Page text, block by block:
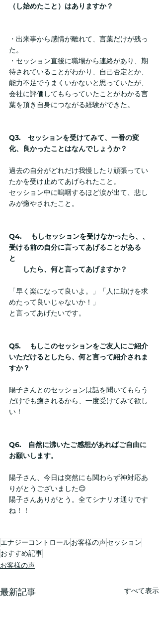
（し始めたこと）はありますか？
・出来事から感情が離れて、言葉だけが残っ
た。
・セッション直後に職場から連絡があり、期
待されていることがわかり、自己否定とか、
能力不足でうまくいかないと思っていたが、
会社に評価してもらっていたことがわかる言
葉を頂き自身につながる経験ができた。
Q3.　セッションを受けてみて、一番の変
化、良かったことはなんでしょうか？
過去の自分がどれだけ我慢したり頑張ってい
たかを受け止めてあげられたこと。
セッション中に嗚咽するほど涙が出て、悲し
みが癒やされたこと。
Q4. 　もしセッションを受けなかったら、、
受ける前の自分に言ってあげることがある
と
したら、何と言ってあげますか？
「早く楽になって良いよ。」「人に助けを求
めたって良いじゃないか！」
と言ってあげたいです。
Q5. 　もしこのセッションをご友人にご紹介
いただけるとしたら、何と言って紹介されま
すか？
陽子さんとのセッションは話を聞いてもらう
だけでも癒されるから、一度受けてみて欲し
い！
Q6.　自然に沸いたご感想があればご自由に
お願いします。
陽子さん、今日は突然にも関わらず神対応あ
りがとうございました😊
陽子さんありがとう。全てシナリオ通りです
ね！！
エナジーコントロールお客様の声セッション
おすすめ記事
お客様の声
最新記事 すべて表示